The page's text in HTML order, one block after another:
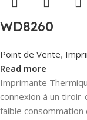
WD8260
Point de Vente,
Read more
Imprimante
connexion à un
faible consommation